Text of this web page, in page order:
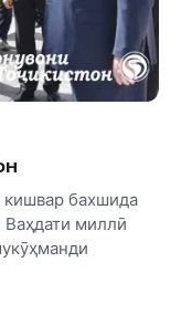
кишвар бахшида
Ваҳдати миллӣ